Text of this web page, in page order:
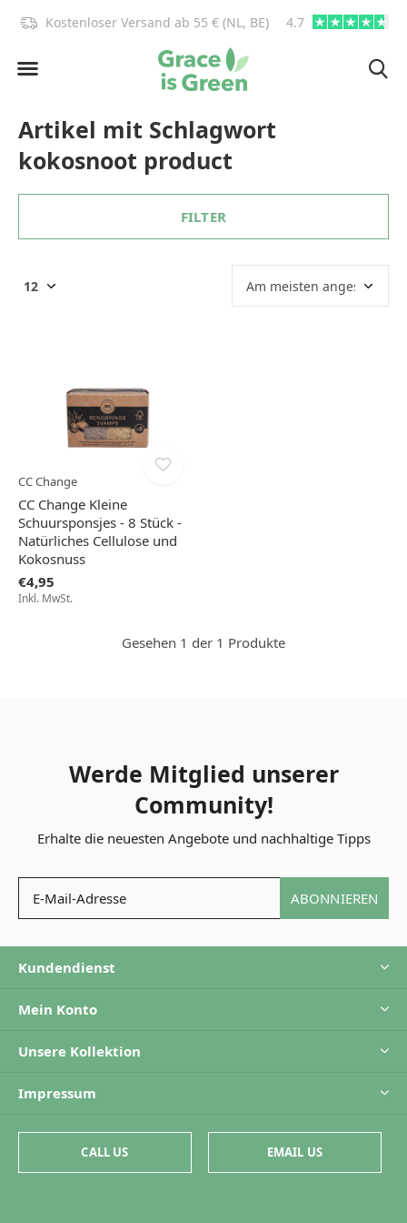
Kostenloser Versand ab 55 € (NL, BE) 4.7
Artikel mit Schlagwort
kokosnoot product
FILTER
CC Change
CC Change Kleine
Schuursponsjes - 8 Stück -
Natürliches Cellulose und
Kokosnuss
€4,95
Inkl. MwSt.
Gesehen 1 der 1 Produkte
Werde Mitglied unserer
Community!
Erhalte die neuesten Angebote und nachhaltige Tipps
ABONNIEREN
Kundendienst
Mein Konto
Unsere Kollektion
Impressum
CALL US EMAIL US